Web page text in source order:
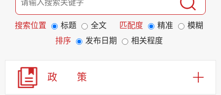
搜索位置 标题 全文 匹配度 精准
模糊
排序
发布日期 相关程度
政 策